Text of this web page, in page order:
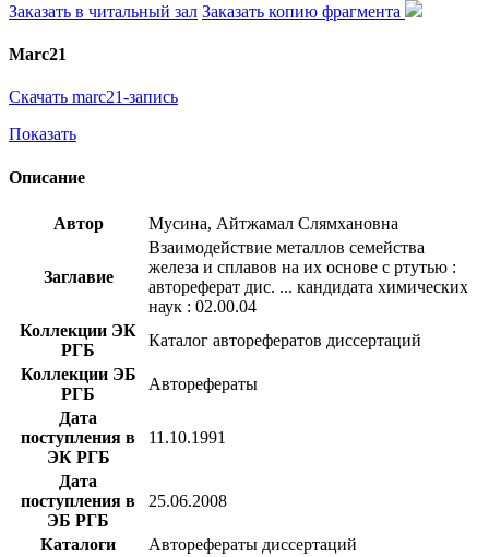
Заказать в читальный зал Заказать копию фрагмента
Marc21
Скачать marc21-запись
Показать
Описание
Автор Мусина, Айтжамал Слямхановна
Заглавие
Взаимодействие металлов семейства
железа и сплавов на их основе с ртутью :
автореферат дис. ... кандидата химических
наук : 02.00.04
Коллекции ЭК
РГБ
Каталог авторефератов диссертаций
Коллекции ЭБ
РГБ
Авторефераты
Дата
поступления в
ЭК РГБ
11.10.1991
Дата
поступления в
ЭБ РГБ
25.06.2008
Каталоги
Авторефераты диссертаций